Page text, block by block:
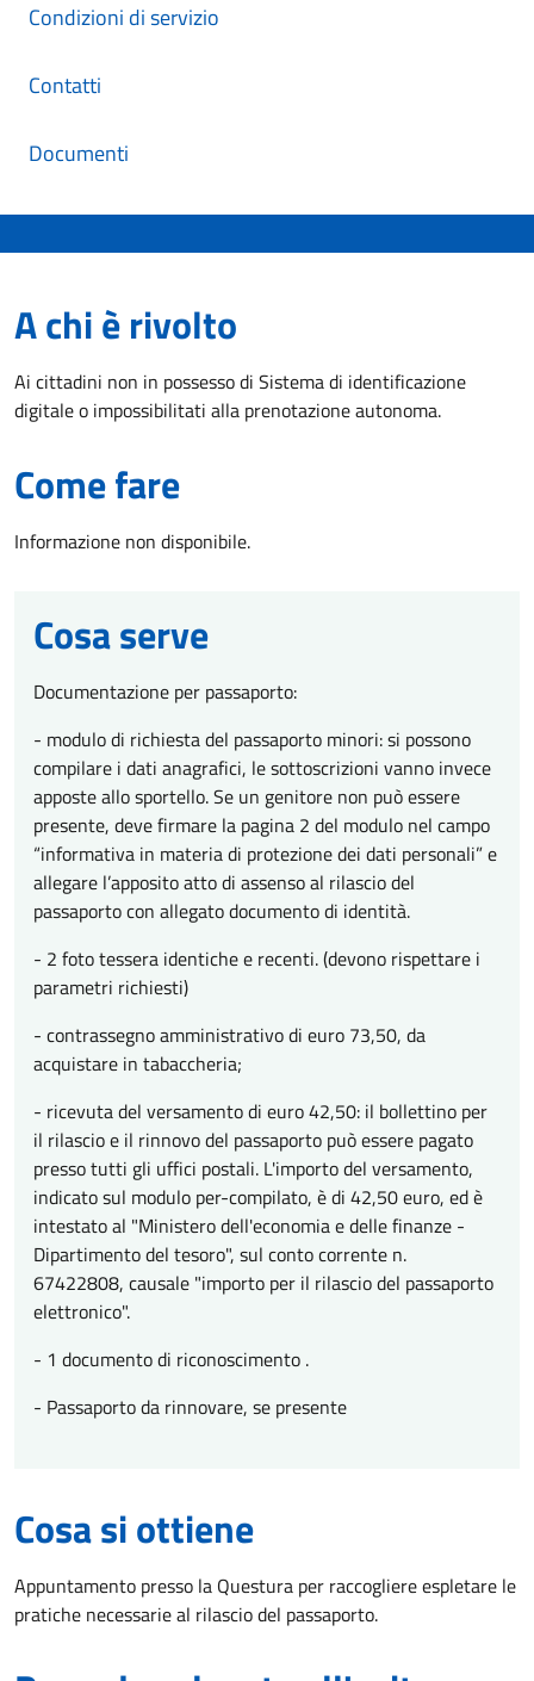
Condizioni di servizio
Contatti
Documenti
A chi è rivolto
Ai cittadini non in possesso di Sistema di identificazione
digitale o impossibilitati alla prenotazione autonoma.
Come fare
Informazione non disponibile.
Cosa serve
Documentazione per passaporto:
- modulo di richiesta del passaporto minori: si possono
compilare i dati anagrafici, le sottoscrizioni vanno invece
apposte allo sportello. Se un genitore non può essere
presente, deve firmare la pagina 2 del modulo nel campo
“informativa in materia di protezione dei dati personali” e
allegare l’apposito atto di assenso al rilascio del
passaporto con allegato documento di identità.
- 2 foto tessera identiche e recenti. (devono rispettare i
parametri richiesti)
- contrassegno amministrativo di euro 73,50, da
acquistare in tabaccheria;
- ricevuta del versamento di euro 42,50: il bollettino per
il rilascio e il rinnovo del passaporto può essere pagato
presso tutti gli uffici postali. L'importo del versamento,
indicato sul modulo per-compilato, è di 42,50 euro, ed è
intestato al "Ministero dell'economia e delle finanze -
Dipartimento del tesoro", sul conto corrente n.
67422808, causale "importo per il rilascio del passaporto
elettronico".
- 1 documento di riconoscimento .
- Passaporto da rinnovare, se presente
Cosa si ottiene
Appuntamento presso la Questura per raccogliere espletare le
pratiche necessarie al rilascio del passaporto.